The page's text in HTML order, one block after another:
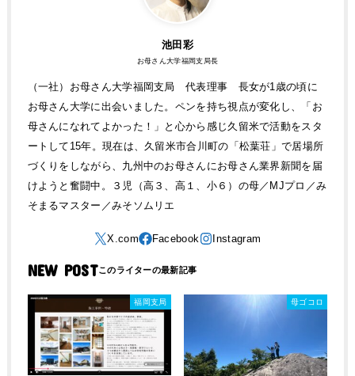
池田彩
お母さん大学福岡支局長
（一社）お母さん大学福岡支局 代表理事 長女が1歳の頃に
お母さん大学に出会いました。ペンを持ち視点が変化し、「お
母さんになれてよかった！」と心から感じ久留米で活動をスタ
ートして15年。現在は、久留米市合川町の「松葉荘」で居場所
づくりをしながら、九州中のお母さんにお母さん業界新聞を届
けようと奮闘中。３児（高３、高１、小６）の母／MJプロ／み
そまるマスター／みそソムリエ
NEW POST
福岡支局 母ゴコロ